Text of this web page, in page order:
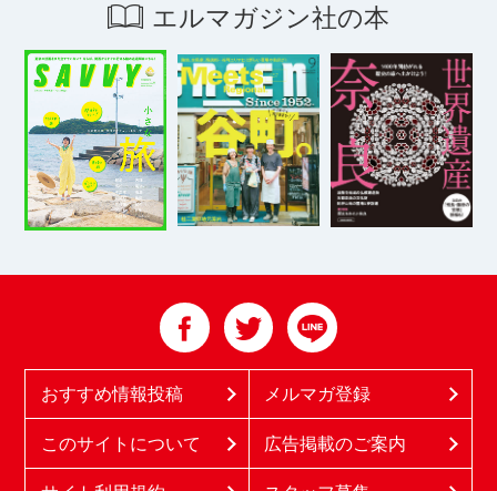
エルマガジン社の本
おすすめ情報投稿 メルマガ登録
このサイトについて 広告掲載のご案内